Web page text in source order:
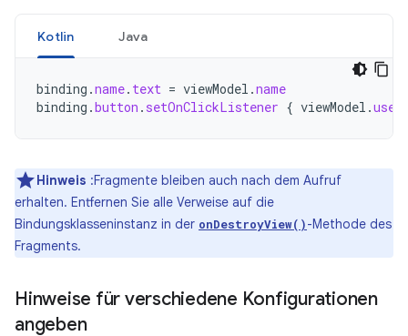
Kotlin Java
binding .name. text = viewModel .name
binding .button . setOnClickListener { viewModel .
Hinweis :Fragmente bleiben auch nach dem Aufruf
erhalten. Entfernen Sie alle Verweise auf die
Bindungsklasseninstanz in der onDestroyView()-Methode des
Fragments.
Hinweise für verschiedene Konfigurationen
angeben